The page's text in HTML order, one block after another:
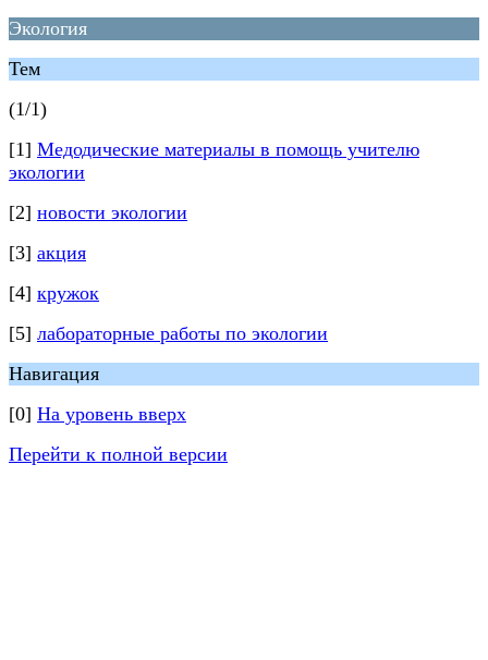
Экология
Тем
(1/1)
[1] Медодические материалы в помощь учителю
экологии
[2] новости экологии
[3] акция
[4] кружок
[5] лабораторные работы по экологии
Навигация
[0] На уровень вверх
Перейти к полной версии